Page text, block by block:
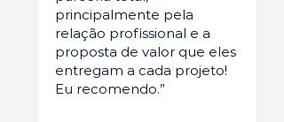
principalmente pela
relação profissional e a
proposta de valor que eles
entregam a cada projeto!
Eu recomendo.”